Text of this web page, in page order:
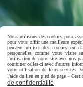
Nous utilisons des cookies pour
pour vous offrir une meilleure
peuvent utiliser des cookies ou
personnelles comme votre visite
l'utilisation de notre site avec nos
combiner celles-ci avec d'autres
votre utilisation de leurs services.
l'aide du lien en pied de page «
de confidentialité